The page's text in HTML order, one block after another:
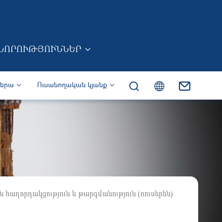
Ուսանողական կյանք
հաղորդակցություն և թարգմանություն (ռուսերեն)